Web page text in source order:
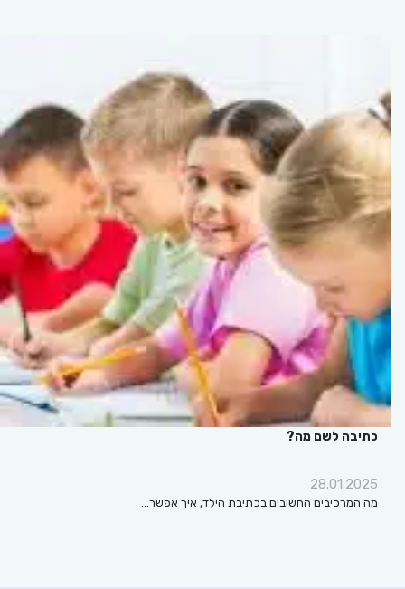
כתיבה לשם מה?
28.01.2025
מה המרכיבים החשובים בכתיבת הילד, איך אפשר…